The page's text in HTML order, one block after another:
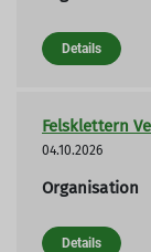
Details
Felsklettern
04.10.2026
Organisation
Details